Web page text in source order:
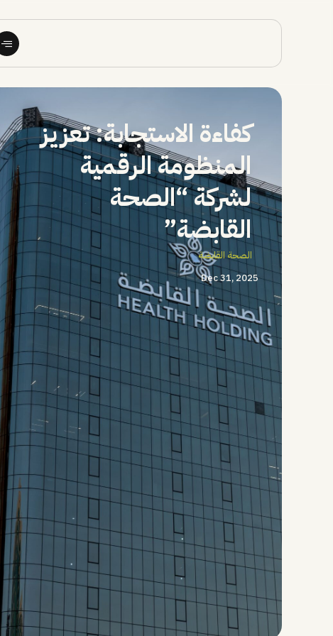
كفاءة الاستجابة: تعزيز
المنظومة الرقمية
لشركة “الصحة
القابضة”
الصحة القابضة
Dec 31, 2025